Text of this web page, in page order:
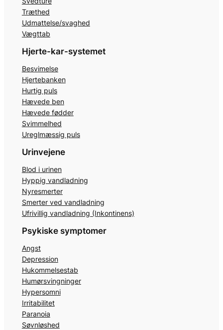
Træthed
Udmattelse/svaghed
Vægttab
Hjerte-kar-systemet
Besvimelse
Hjertebanken
Hurtig puls
Hævede ben
Hævede fødder
Svimmelhed
Ureglmæssig puls
Urinvejene
Blod i urinen
Hyppig vandladning
Nyresmerter
Smerter ved vandladning
Ufrivillig vandladning (Inkontinens)
Psykiske symptomer
Angst
Depression
Hukommelsestab
Humørsvingninger
Hypersomni
Irritabilitet
Paranoia
Søvnløshed